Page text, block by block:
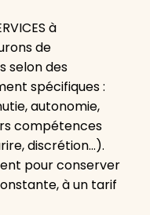
à
de
selon des
spécifiques :
autonomie,
compétences
discrétion…).
pour conserver
à un tarif